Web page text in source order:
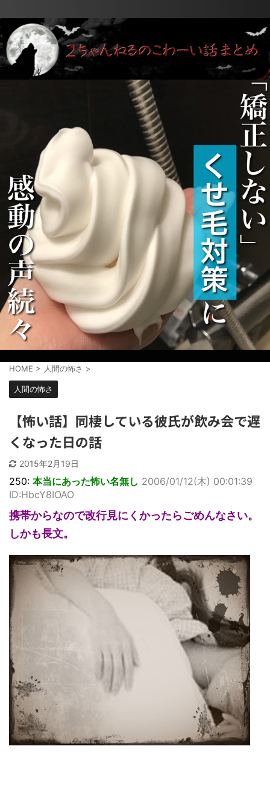
HOME > 人間の怖さ >
人間の怖さ
【怖い話】同棲している彼氏が飲み会で遅
くなった日の話
2015年2月19日
250: 本当にあった怖い名無し 2006/01/12(木) 00:01:39
ID:HbcY8IOAO
携帯からなので改行見にくかったらごめんなさい。
しかも長文。